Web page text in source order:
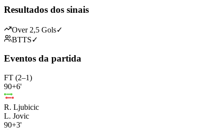
Resultados dos sinais
Over 2,5 Gols✓
BTTS✓
Eventos da partida
FT (2–1)
90+6'
R. Ljubicic
L. Jovic
90+3'